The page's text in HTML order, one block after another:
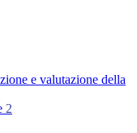
e valutazione della
2